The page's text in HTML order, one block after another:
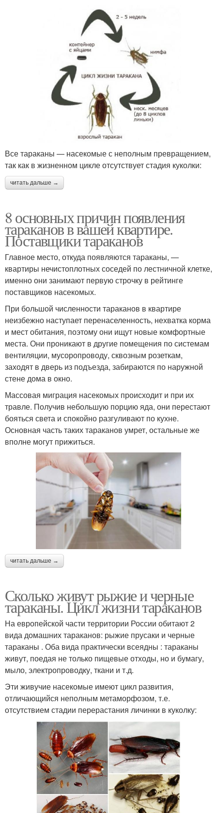
Все тараканы — насекомые с неполным превращением,
так как в жизненном цикле отсутствует стадия куколки:
читать дальше →
8 основных причин появления
тараканов в вашей квартире.
Поставщики тараканов
Главное место, откуда появляются тараканы, —
квартиры нечистоплотных соседей по лестничной клетке,
именно они занимают первую строчку в рейтинге
поставщиков насекомых.
При большой численности тараканов в квартире
неизбежно наступает перенаселенность, нехватка корма
и мест обитания, поэтому они ищут новые комфортные
места. Они проникают в другие помещения по системам
вентиляции, мусоропроводу, сквозным розеткам,
заходят в дверь из подъезда, забираются по наружной
стене дома в окно.
Массовая миграция насекомых происходит и при их
травле. Получив небольшую порцию яда, они перестают
бояться света и спокойно разгуливают по кухне.
Основная часть таких тараканов умрет, остальные же
вполне могут прижиться.
читать дальше →
Сколько живут рыжие и черные
тараканы. Цикл жизни тараканов
На европейской части территории России обитают 2
вида домашних тараканов: рыжие прусаки и черные
тараканы . Оба вида практически всеядны : тараканы
живут, поедая не только пищевые отходы, но и бумагу,
мыло, электропроводку, ткани и т.д.
Эти живучие насекомые имеют цикл развития,
отличающийся неполным метаморфозом, т.е.
отсутствием стадии перерастания личинки в куколку: